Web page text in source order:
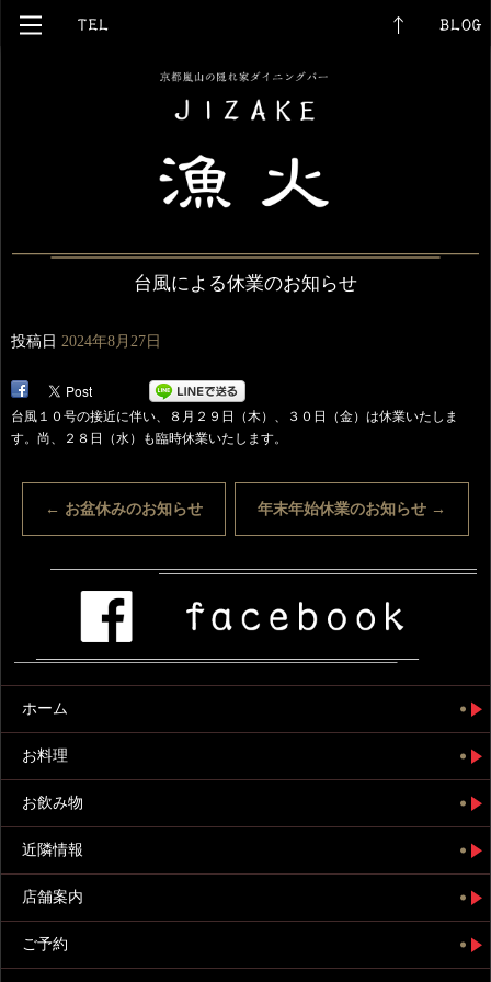
台風による休業のお知らせ
投稿日 2024年8月27日
台風１０号の接近に伴い、８月２９日（木）、３０日（金）は休業いたしま
す。尚、２８日（水）も臨時休業いたします。
← お盆休みのお知らせ 年末年始休業のお知らせ →
ホーム
お料理
お飲み物
近隣情報
店舗案内
ご予約